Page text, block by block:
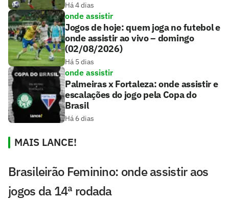
Há 4 dias
onde assistir
Jogos de hoje: quem joga no futebol e
onde assistir ao vivo – domingo
(02/08/2026)
Há 5 dias
onde assistir
Palmeiras x Fortaleza: onde assistir e
escalações do jogo pela Copa do
Brasil
Há 6 dias
MAIS LANCE!
Brasileirão Feminino: onde assistir aos
jogos da 14ª rodada